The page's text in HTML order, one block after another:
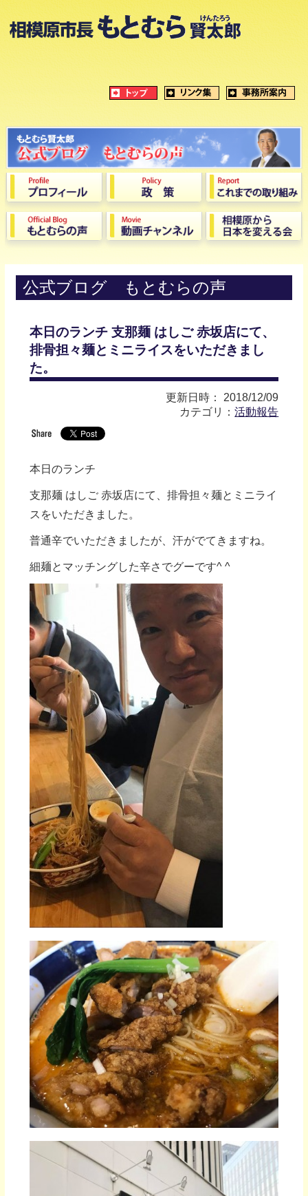
公式ブログ もとむらの声
本日のランチ 支那麺 はしご 赤坂店にて、
排骨担々麺とミニライスをいただきまし
た。
更新日時： 2018/12/09
カテゴリ：活動報告
本日のランチ
支那麺 はしご 赤坂店にて、排骨担々麺とミニライ
スをいただきました。
普通辛でいただきましたが、汗がでてきますね。
細麺とマッチングした辛さでグーです^ ^